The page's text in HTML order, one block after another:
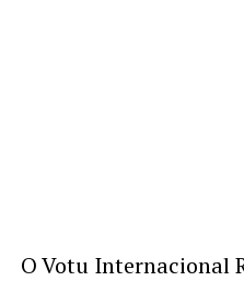
O Votu Internacional